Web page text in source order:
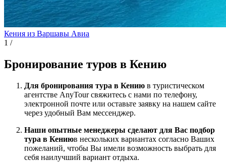
Кения из Варшавы Авиа
1 /
Бронирование туров в Кению
Для бронирования тура в Кению в туристическом
агентстве AnyTour свяжитесь с нами по телефону,
электронной почте или оставьте заявку на нашем сайте
через удобный Вам мессенджер.
Наши опытные менеджеры сделают для Вас подбор
тура в Кениюв нескольких вариантах согласно Ваших
пожеланий, чтобы Вы имели возможность выбрать для
себя наилучший вариант отдыха.